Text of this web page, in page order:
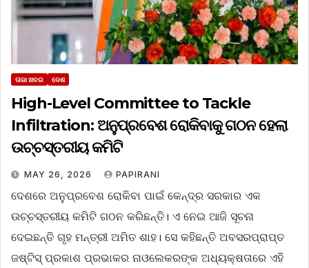
ତାଜା ଖବର ଦେଶ
High-Level Committee to Tackle
Infiltration: ଅନୁପ୍ରବେଶ ରୋକିବାକୁ ଗଠନ ହେଲା
ଉଚ୍ଚସ୍ତରୀୟ କମିଟି
MAY 26, 2026 PAPIRANI
ଦେଶରେ ଅନୁପ୍ରବେଶ ରୋକିବା ପାଇଁ କେନ୍ଦ୍ର ସରକାର ଏକ
ଉଚ୍ଚସ୍ତରୀୟ କମିଟି ଗଠନ କରିଛନ୍ତି। ଏ ନେଇ ଆଜି ସୂଚନା
ଦେଇଛନ୍ତି ଗୃହ ମନ୍ତ୍ରୀ ଅମିତ ଶାହ। ସେ କହିଛନ୍ତି ଅବସରପ୍ରାପ୍ତ
ଜଷ୍ଟିସ୍‌ ପ୍ରକାଶ ପ୍ରଭାକର ନାଓଲେକରଙ୍କ ଅଧ୍ୟକ୍ଷତାରେ ଏହି